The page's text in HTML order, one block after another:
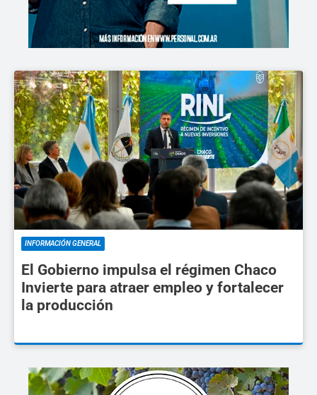
INFORMACIÓN GENERAL
El Gobierno impulsa el régimen Chaco
Invierte para atraer empleo y fortalecer
la producción